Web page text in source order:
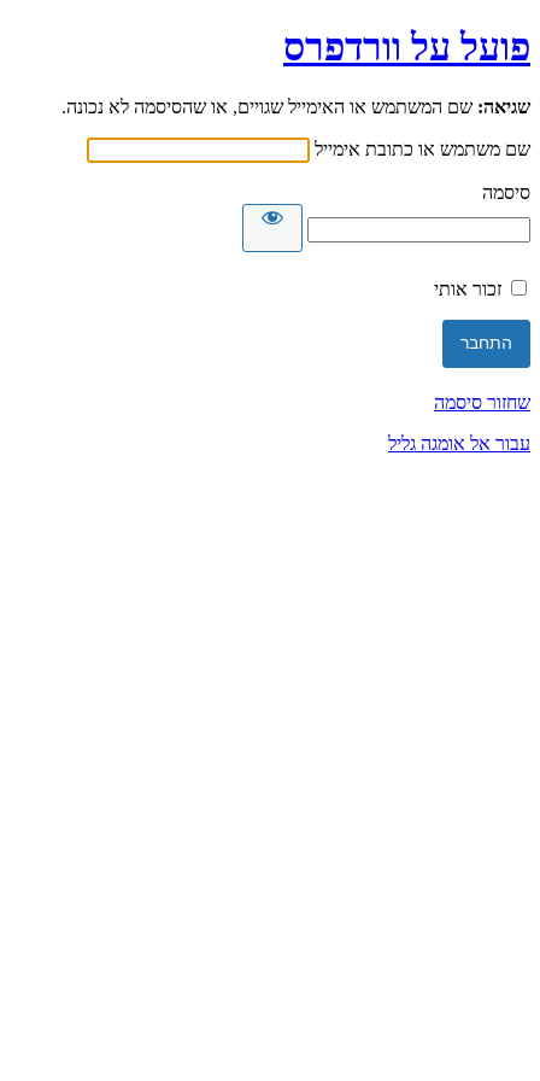
פועל על וורדפרס
שגיאה: שם המשתמש או האימייל שגויים, או שהסיסמה לא נכונה.
שם משתמש או כתובת אימייל
סיסמה
זכור אותי
שחזור סיסמה
עבור אל אומגה גליל